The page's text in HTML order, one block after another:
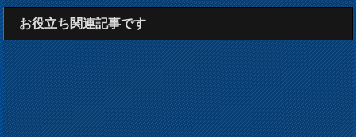
お役立ち関連記事です